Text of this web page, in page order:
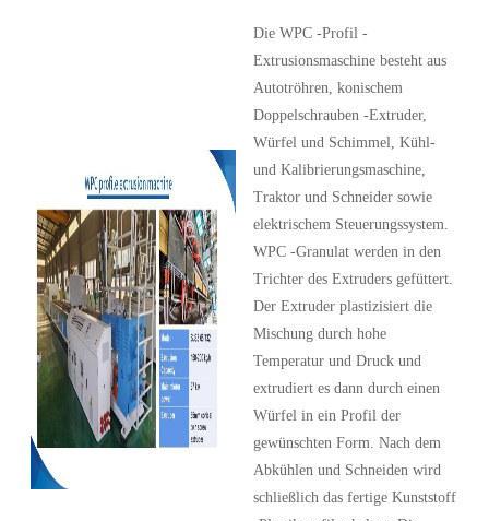
Die WPC -Profil -
Extrusionsmaschine besteht aus
Autotröhren, konischem
Doppelschrauben -Extruder,
Würfel und Schimmel, Kühl-
und Kalibrierungsmaschine,
Traktor und Schneider sowie
elektrischem Steuerungssystem.
WPC -Granulat werden in den
Trichter des Extruders gefüttert.
Der Extruder plastizisiert die
Mischung durch hohe
Temperatur und Druck und
extrudiert es dann durch einen
Würfel in ein Profil der
gewünschten Form. Nach dem
Abkühlen und Schneiden wird
schließlich das fertige Kunststoff